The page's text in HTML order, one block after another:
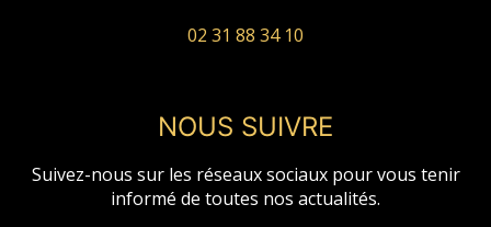
02 31 88 34 10
NOUS SUIVRE
Suivez-nous sur les réseaux sociaux pour vous tenir
informé de toutes nos actualités.